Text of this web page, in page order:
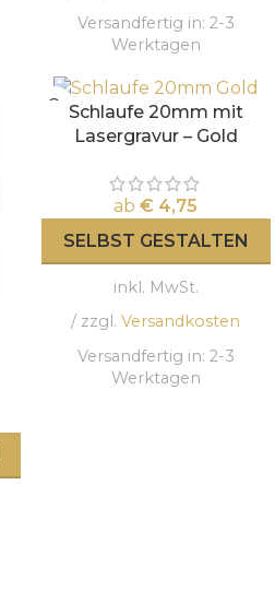
Versandfertig in: 2-3
Werktagen
Schlaufe 20mm mit
Lasergravur – Gold
ab € 4,75
SELBST GESTALTEN
inkl. MwSt.
/ zzgl. Versandkosten
Versandfertig in: 2-3
Werktagen